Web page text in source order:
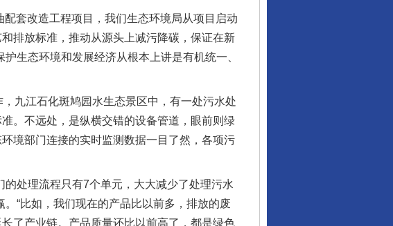
套改造工程项目，我们生态环境局从项目启动
排放标准，推动从源头上减污降碳，保证在新
生态环境和发展经济从根本上讲是有机统一、
九江石化斑鸠园水生态景区中，有一处污水处
。不远处，是纵横交错的设备管道，眼前则绿
境部门连接的实时监测数据一目了然，各项污
处理流程只有7个单元，大大减少了处理污水
“比如，我们现在的产品比以前多，排放的废
了产业链。产品质量还比以前高了，都是绿色